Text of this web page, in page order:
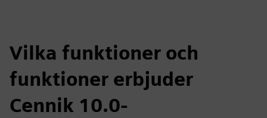
Vilka funktioner och
funktioner erbjuder
Cennik 10.0-